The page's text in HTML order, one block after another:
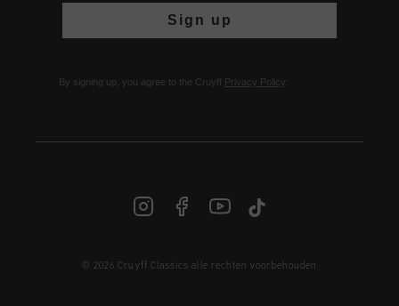
NL | € EUR
Sign up
By signing up, you agree to the Cruyff Privacy Policy
© 2026 Cruyff Classics alle rechten voorbehouden